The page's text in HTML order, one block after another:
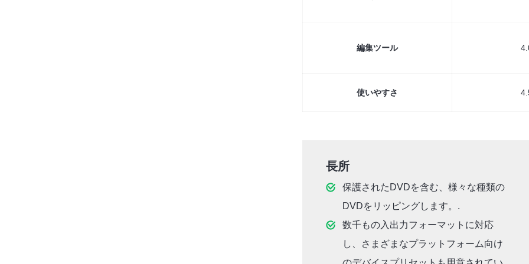
編集ツール
使いやすさ
長所
保護されたDVDを含む、様々な種類の
DVDをリッピングします。.
数千もの入出力フォーマットに対応
し、さまざまなプラットフォーム向け